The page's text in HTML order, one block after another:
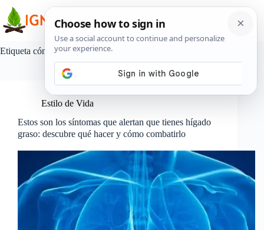
contenido
Etiqueta cómo curar el hígado graso
Estilo de Vida
Estos son los síntomas que alertan que tienes hígado
graso: descubre qué hacer y cómo combatirlo